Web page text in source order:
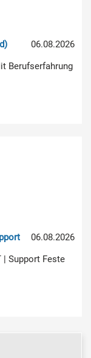
06.08.2026
Berufserfahrung
06.08.2026
| Support Feste